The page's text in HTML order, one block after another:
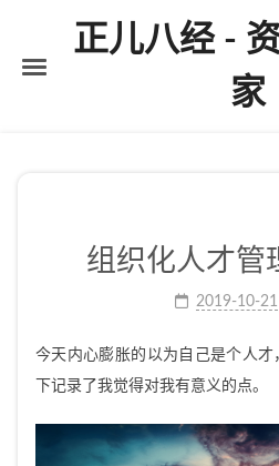
正儿八经 -
家
组织化人才管
2019-10-21
今天内心膨胀的以为自己是个人
下记录了我觉得对我有意义的点。